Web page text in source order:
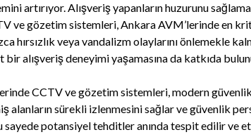
artırıyor. Alışveriş yapanların huzurunu
ve gözetim sistemleri, Ankara AVM’lerinde en
hırsızlık veya vandalizm olaylarını önlemekle
bir alışveriş deneyimi yaşamasına da katkıda
CCTV ve gözetim sistemleri, modern
alanların sürekli izlenmesini sağlar ve güvenlik
sayede potansiyel tehditler anında tespit edilir ve